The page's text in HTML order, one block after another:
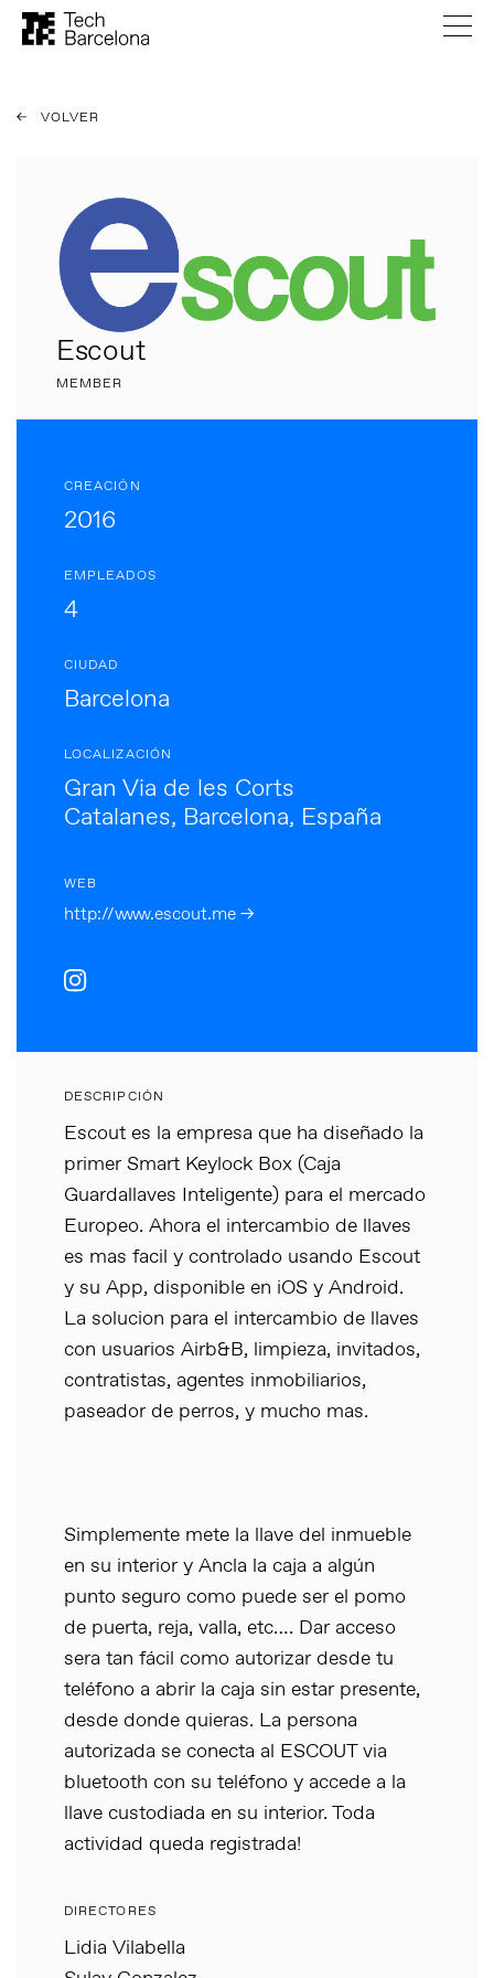
VOLVER
Escout
MEMBER
CREACIÓN
2016
EMPLEADOS
4
CIUDAD
Barcelona
LOCALIZACIÓN
Gran Via de les Corts
Catalanes, Barcelona, España
WEB
http://www.escout.me →
DESCRIPCIÓN
Escout es la empresa que ha diseñado la
primer Smart Keylock Box (Caja
Guardallaves Inteligente) para el mercado
Europeo. Ahora el intercambio de llaves
es mas facil y controlado usando Escout
y su App, disponible en iOS y Android.
La solucion para el intercambio de llaves
con usuarios Airb&B, limpieza, invitados,
contratistas, agentes inmobiliarios,
paseador de perros, y mucho mas.
Simplemente mete la llave del inmueble
en su interior y Ancla la caja a algún
punto seguro como puede ser el pomo
de puerta, reja, valla, etc…. Dar acceso
sera tan fácil como autorizar desde tu
teléfono a abrir la caja sin estar presente,
desde donde quieras. La persona
autorizada se conecta al ESCOUT via
bluetooth con su teléfono y accede a la
llave custodiada en su interior. Toda
actividad queda registrada!
DIRECTORES
Lidia Vilabella